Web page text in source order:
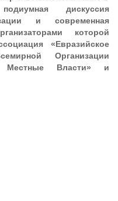
дискуссия
и современная
которой
«Евразийское
Организации
Местные Власти» и